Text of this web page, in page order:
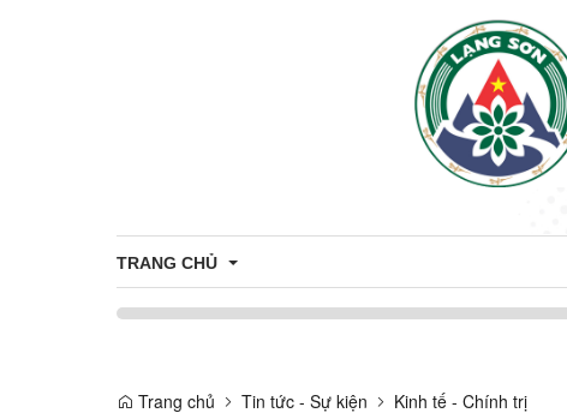
TRANG CHỦ
Trang chủ Tin tức - Sự kiện Kinh tế - Chính trị